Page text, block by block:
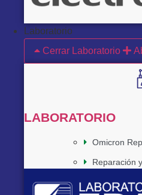
Laboratorio
Cerrar Laboratorio
LABORATORIO
Omicron
Reparación